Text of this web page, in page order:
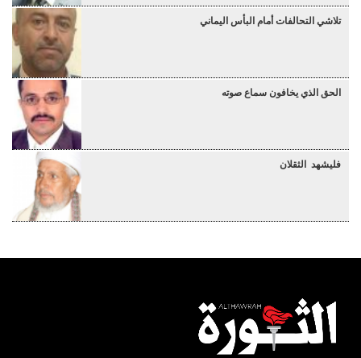
تلاشي التحالفات أمام البأس اليماني
الحق الذي يخافون سماع صوته
فليشهد الثقلان